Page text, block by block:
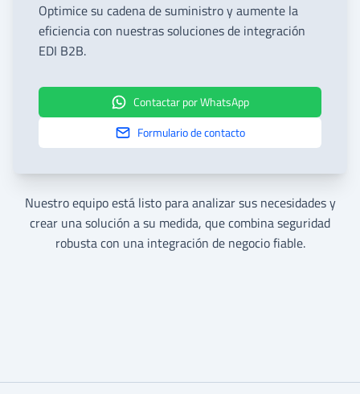
Optimice su cadena de suministro y aumente la
eficiencia con nuestras soluciones de integración
EDI B2B.
Contactar por WhatsApp
Formulario de contacto
Nuestro equipo está listo para analizar sus necesidades y
crear una solución a su medida, que combina seguridad
robusta con una integración de negocio fiable.